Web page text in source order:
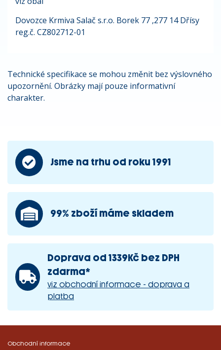
Dovozce Krmiva Salač s.r.o. Borek 77 ,277 14 Dřísy
reg.č. CZ802712-01
Technické specifikace se mohou změnit bez výslovného
upozornění. Obrázky mají pouze informativní
charakter.
Jsme na trhu od roku 1991
99% zboží máme skladem
Doprava od 1339Kč bez DPH
zdarma*
viz obchodní informace - doprava a
platba
Obchodní informace